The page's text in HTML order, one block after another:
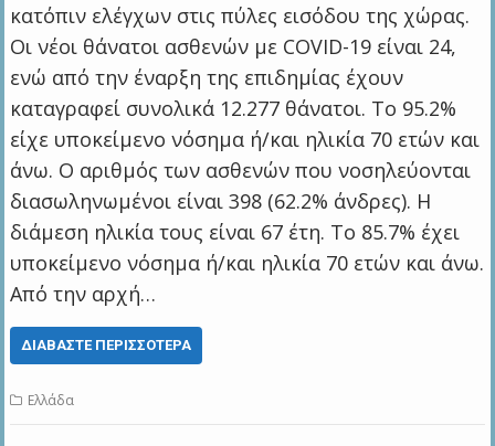
κατόπιν ελέγχων στις πύλες εισόδου της χώρας.
Οι νέοι θάνατοι ασθενών με COVID-19 είναι 24,
ενώ από την έναρξη της επιδημίας έχουν
καταγραφεί συνολικά 12.277 θάνατοι. Το 95.2%
είχε υποκείμενο νόσημα ή/και ηλικία 70 ετών και
άνω. Ο αριθμός των ασθενών που νοσηλεύονται
διασωληνωμένοι είναι 398 (62.2% άνδρες). Η
διάμεση ηλικία τους είναι 67 έτη. To 85.7% έχει
υποκείμενο νόσημα ή/και ηλικία 70 ετών και άνω.
Από την αρχή…
ΔΙΑΒΆΣΤΕ ΠΕΡΙΣΣΌΤΕΡΑ
Ελλάδα